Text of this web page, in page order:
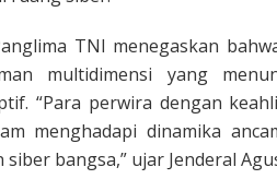
TNI menegaskan
multidimensi yang
“Para perwira dengan
menghadapi dinamika
bangsa,” ujar Jenderal